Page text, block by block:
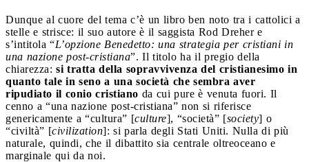
Dunque al cuore del tema c’è un libro ben noto tra i cattolici a
stelle e strisce: il suo autore è il saggista Rod Dreher e
s’intitola “L’opzione Benedetto: una strategia per cristiani in
una nazione post-cristiana”. Il titolo ha il pregio della
chiarezza: si tratta della sopravvivenza del cristianesimo in
quanto tale in seno a una società che sembra aver
ripudiato il conio cristiano da cui pure è venuta fuori. Il
cenno a “una nazione post-cristiana” non si riferisce
genericamente a “cultura” [culture], “società” [society] o
“civiltà” [civilization]: si parla degli Stati Uniti. Nulla di più
naturale, quindi, che il dibattito sia centrale oltreoceano e
marginale qui da noi.